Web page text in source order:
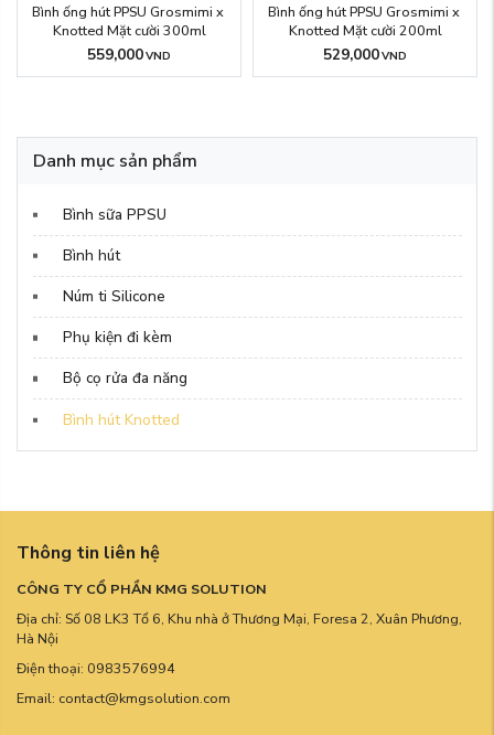
Bình ống hút PPSU Grosmimi x
Knotted Mặt cười 300ml
559,000VND
Bình ống hút PPSU Grosmimi x
Knotted Mặt cười 200ml
529,000VND
Danh mục sản phẩm
Bình sữa PPSU
Bình hút
Núm ti Silicone
Phụ kiện đi kèm
Bộ cọ rửa đa năng
Bình hút Knotted
Thông tin liên hệ
CÔNG TY CỔ PHẦN KMG SOLUTION
Địa chỉ: Số 08 LK3 Tổ 6, Khu nhà ở Thương Mại, Foresa 2, Xuân Phương,
Hà Nội
Điện thoại: 0983576994
Email: contact@kmgsolution.com